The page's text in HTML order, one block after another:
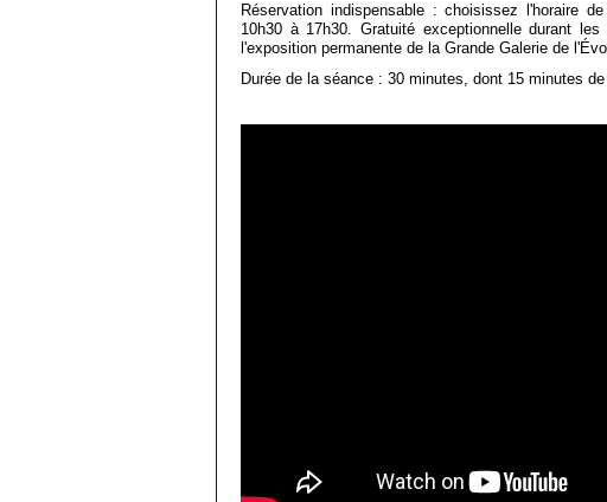
Réservation indispensable : choisissez l'horaire
10h30 à 17h30. Gratuité exceptionnelle durant
l'exposition permanente de la Grande Galerie de
Durée de la séance : 30 minutes, dont 15 minutes